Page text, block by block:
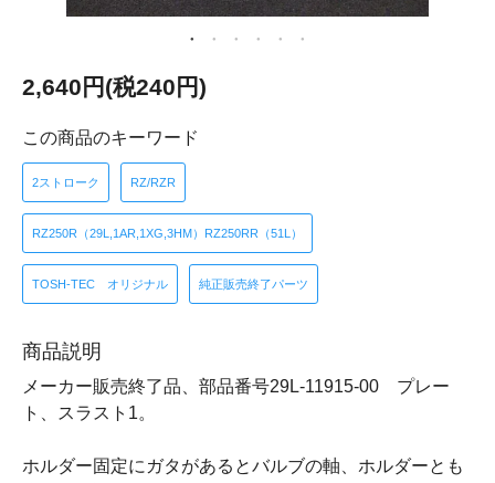
2,640円(税240円)
この商品のキーワード
2ストローク RZ/RZR
RZ250R（29L,1AR,1XG,3HM）RZ250RR（51L）
TOSH-TEC オリジナル 純正販売終了パーツ
商品説明
メーカー販売終了品、部品番号29L-11915-00 プレー
ト、スラスト1。
ホルダー固定にガタがあるとバルブの軸、ホルダーとも